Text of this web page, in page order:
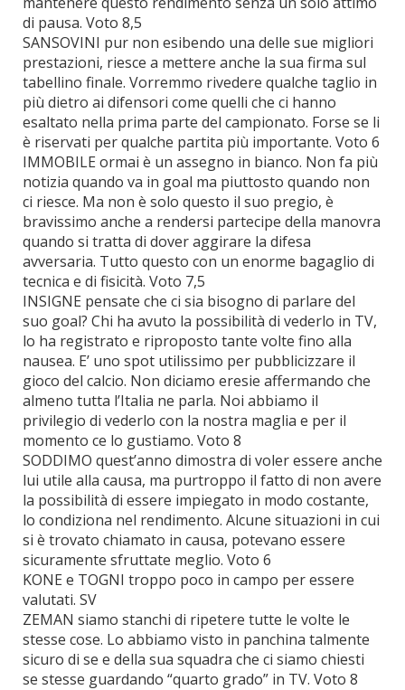
di pausa. Voto 8,5
SANSOVINI pur non esibendo una delle sue migliori
prestazioni, riesce a mettere anche la sua firma sul
tabellino finale. Vorremmo rivedere qualche taglio in
più dietro ai difensori come quelli che ci hanno
esaltato nella prima parte del campionato. Forse se li
è riservati per qualche partita più importante. Voto 6
IMMOBILE ormai è un assegno in bianco. Non fa più
notizia quando va in goal ma piuttosto quando non
ci riesce. Ma non è solo questo il suo pregio, è
bravissimo anche a rendersi partecipe della manovra
quando si tratta di dover aggirare la difesa
avversaria. Tutto questo con un enorme bagaglio di
tecnica e di fisicità. Voto 7,5
INSIGNE pensate che ci sia bisogno di parlare del
suo goal? Chi ha avuto la possibilità di vederlo in TV,
lo ha registrato e riproposto tante volte fino alla
nausea. E’ uno spot utilissimo per pubblicizzare il
gioco del calcio. Non diciamo eresie affermando che
almeno tutta l’Italia ne parla. Noi abbiamo il
privilegio di vederlo con la nostra maglia e per il
momento ce lo gustiamo. Voto 8
SODDIMO quest’anno dimostra di voler essere anche
lui utile alla causa, ma purtroppo il fatto di non avere
la possibilità di essere impiegato in modo costante,
lo condiziona nel rendimento. Alcune situazioni in cui
si è trovato chiamato in causa, potevano essere
sicuramente sfruttate meglio. Voto 6
KONE e TOGNI troppo poco in campo per essere
valutati. SV
ZEMAN siamo stanchi di ripetere tutte le volte le
stesse cose. Lo abbiamo visto in panchina talmente
sicuro di se e della sua squadra che ci siamo chiesti
se stesse guardando “quarto grado” in TV. Voto 8